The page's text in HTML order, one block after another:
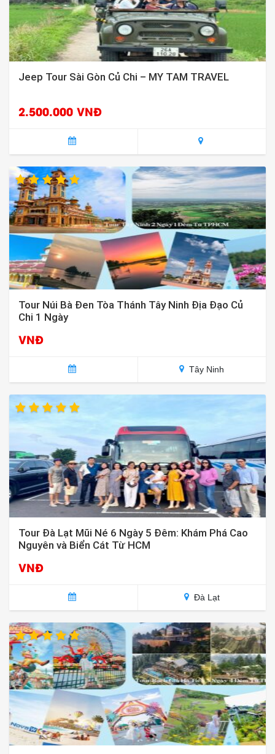
Jeep Tour Sài Gòn Củ Chi – MY TAM TRAVEL
2.500.000 VNĐ
Tour Núi Bà Đen Tòa Thánh Tây Ninh Địa Đạo Củ
Chi 1 Ngày
VNĐ
Tây Ninh
Tour Đà Lạt Mũi Né 6 Ngày 5 Đêm: Khám Phá Cao
Nguyên và Biển Cát Từ HCM
VNĐ
Đà Lạt